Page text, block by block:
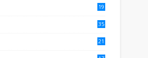
19
35
21